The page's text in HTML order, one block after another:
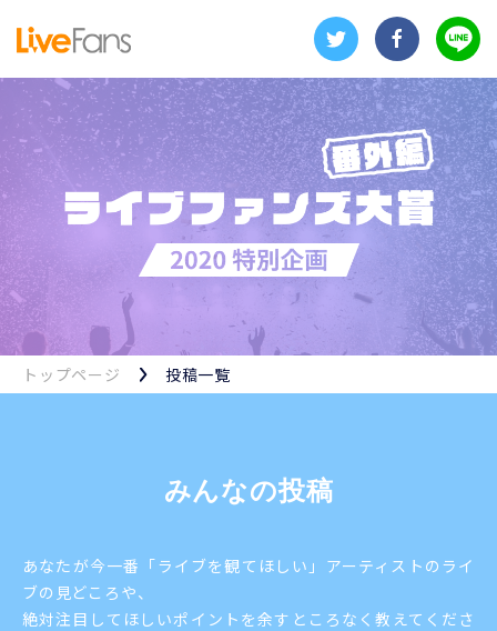
トップページ 投稿一覧
みんなの投稿
あなたが今一番「ライブを観てほしい」アーティストのライ
ブの見どころや、
絶対注目してほしいポイントを余すところなく教えてくださ